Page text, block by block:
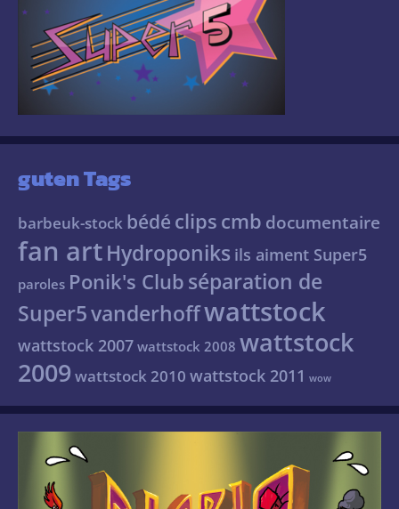
guten Tags
barbeuk-stock bédé clips cmb documentaire
fan artHydroponiks ils aiment Super5
paroles Ponik's Club séparation de
Super5vanderhoffwattstock
wattstock 2007 wattstock 2008 wattstock
2009 wattstock 2010 wattstock 2011 wow